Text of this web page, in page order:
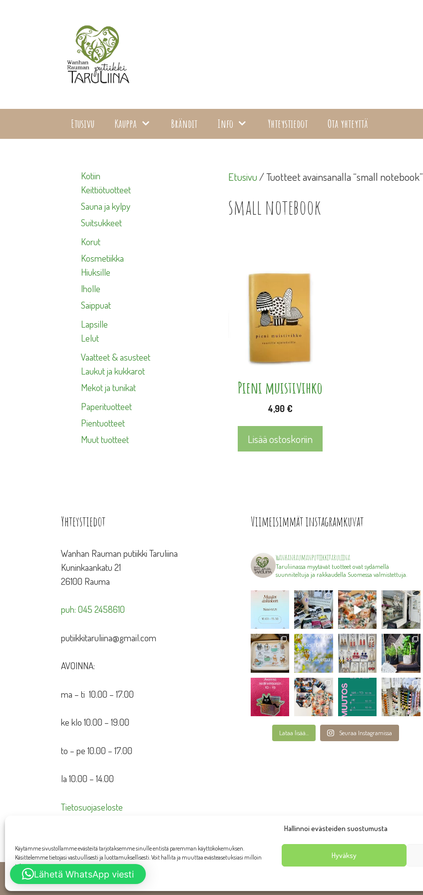
Hallinnoi evästeiden suostumusta
Käytämme sivustollamme evästeitä tarjotaksemme sinulle entistä paremman käyttökokemuksen.
Käsittelemme tietojasi vastuullisesti ja luottamuksellisesti. Voit hallita ja muuttaa evästeasetuksiasi milloin
tahansa.
Hyväksy
Etusivu Kauppa Brändit Info Yhteystiedot Ota yhteyttä
Etusivu/ Tuotteet avainsanalla “small notebook”
small notebook
Pieni muistivihko
4,90 €
Lisää ostoskoriin
Kotiin
Keittiötuotteet
Sauna ja kylpy
Suitsukkeet
Korut
Kosmetiikka
Hiuksille
Iholle
Saippuat
Lapsille
Lelut
Vaatteet & asusteet
Laukut ja kukkarot
Mekot ja tunikat
Paperituotteet
Pientuotteet
Muut tuotteet
Yhteystiedot
Wanhan Rauman putiikki Taruliina
Kuninkaankatu 21
26100 Rauma
puh: 045 2458610
putiikkitaruliina@gmail.com
AVOINNA:
ma – ti 10.00 – 17.00
ke klo 10.00 – 19.00
to – pe 10.00 – 17.00
la 10.00 – 14.00
Tietosuojaseloste
Viimeisimmät instagramkuvat
wanhanraumanputiikkitaruliina
Taruliinassa myytävät tuotteet ovat sydämellä
suunniteltuja ja rakkaudella Suomessa valmistettuja.
Lataa lisää... Seuraa Instagramissa
Lähetä WhatsApp viesti